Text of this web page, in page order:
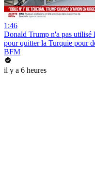
1:46
Donald Trump n'a pas
pour quitter la Turquie pour
BFM
il y a 6 heures